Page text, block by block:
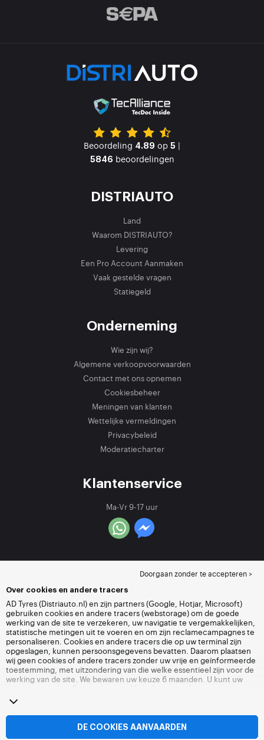
Beoordeling 4.89 op 5 |
5846 beoordelingen
DISTRIAUTO
Land
Waarom DISTRIAUTO?
Levering
Een Pro Account Aanmaken
Vaak gestelde vragen
Statiegeld
Onderneming
Wie zijn wij?
Algemene verkoopvoorwaarden
Contact met ons opnemen
Cookiesbeheer
Meningen van klanten
Wettelijke vermeldingen
Privacybeleid
Moderatiecharter
Klantenservice
Ma-Vr 9-17 uur
Doorgaan zonder te accepteren >
Over cookies en andere tracers
AD Tyres (Distriauto.nl) en zijn partners (Google, Hotjar, Microsoft)
gebruiken cookies en andere tracers (webstorage) om de goede
werking van de site te verzekeren, uw navigatie te vergemakkelijken,
statistische metingen uit te voeren en om zijn reclamecampagnes te
personaliseren. Cookies en andere tracers die op uw terminal zijn
opgeslagen, kunnen persoonsgegevens bevatten. Daarom plaatsen
wij geen cookies of andere tracers zonder uw vrije en geïnformeerde
toestemming, met uitzondering van die welke essentieel zijn voor de
werking van de site. We bewaren uw keuze 6 maanden. U kunt uw
toestemming op elk moment intrekken door naar de pagina over
cookies en andere tracers
surfen zonder het deponeren van cookies of andere tracers te
aanvaarden. Weigering verhindert de toegang tot diensten niet
Distriauto.nl. Voor meer informatie,bezoek de cookies en andere
tracers
DE COOKIES AANVAARDEN